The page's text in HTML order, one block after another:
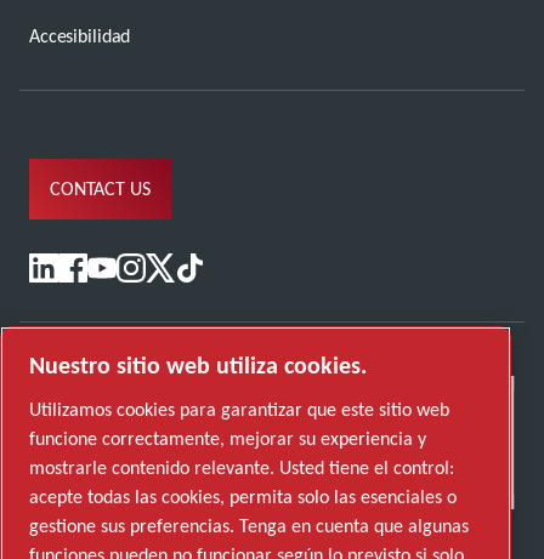
Accesibilidad
CONTACT US
Nuestro sitio web utiliza cookies.
Utilizamos cookies para garantizar que este sitio web
funcione correctamente, mejorar su experiencia y
mostrarle contenido relevante. Usted tiene el control:
acepte todas las cookies, permita solo las esenciales o
gestione sus preferencias. Tenga en cuenta que algunas